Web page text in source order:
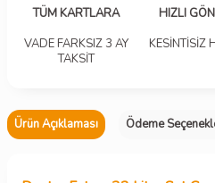
TÜM KARTLARA
VADE FARKSIZ 3 AY
TAKSİT
HIZLI
KESİNTİSİZ
Ürün Açıklaması Ödeme